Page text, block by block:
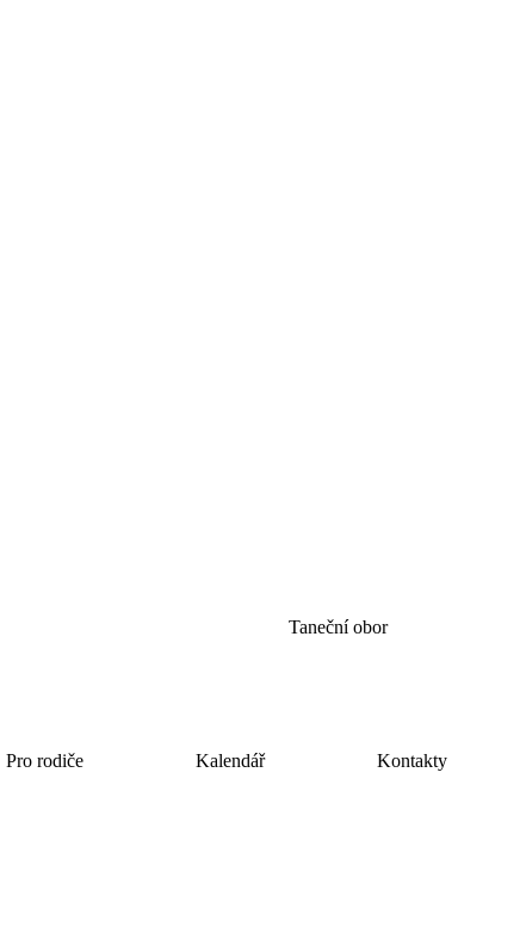
Taneční obor
Pro rodiče Kalendář Kontakty